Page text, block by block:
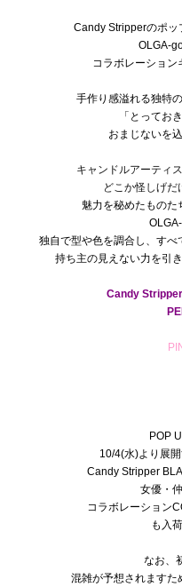
Candy Stripperのポッ
OLGA-
コラボレーション
手作り感溢れる独特
「とってお
おまじないを
キャンドルアーティ
どこか怪しげだ
魅力を秘めたものた
独自で型や色を調合し、すべ
持ち主の見えない力を引き
Candy
POP
10/4(水)より展
Candy Stripper
女優・
コラボレーション
も入
なお、
混雑が予想されますた